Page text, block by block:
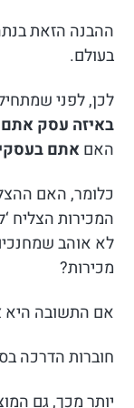
ההבנה הזאת
בעולם.
לכן, לפני
באיזה עסק
האםאתם
כלומר, האם
המכירות הצליח
לא אוהב
מכירות?
אם התשובה היא
חוברות הדרכה
יותר מכך, גם